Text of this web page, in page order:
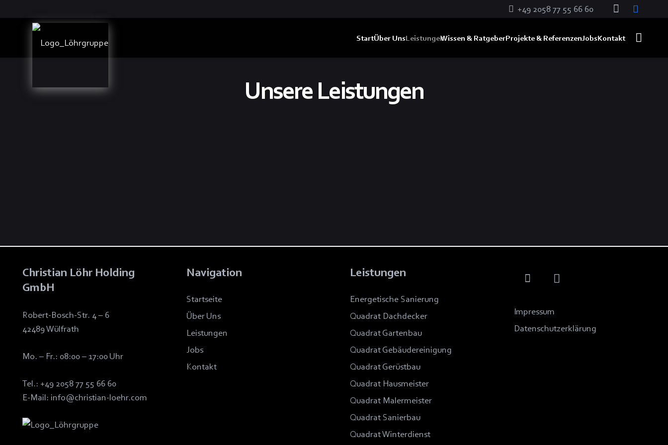
+49 2058 77 55 66 60
StartÜber UnsLeistungenWissen & RatgeberProjekte & ReferenzenJobsKontakt
Unsere Leistungen
Christian Löhr Holding
GmbH
Robert-Bosch-Str. 4 – 6
42489 Wülfrath
Mo. – Fr.: 08:00 – 17:00 Uhr
Tel.: +49 2058 77 55 66 60
E-Mail: info@christian-loehr.com
Navigation
Startseite
Über Uns
Leistungen
Jobs
Kontakt
Leistungen
Energetische Sanierung
Quadrat Dachdecker
Quadrat Gartenbau
Quadrat Gebäudereinigung
Quadrat Gerüstbau
Quadrat Hausmeister
Quadrat Malermeister
Quadrat Sanierbau
Quadrat Winterdienst
Impressum
Datenschutzerklärung